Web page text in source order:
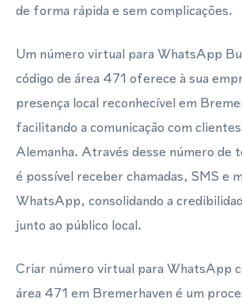
de forma rápida e sem complicações.
Um número virtual para WhatsApp
código de área 471 oferece à sua
presença local reconhecível em
facilitando a comunicação com
Alemanha. Através desse número de
é possível receber chamadas, SMS e
WhatsApp, consolidando a
junto ao público local.
Criar número virtual para WhatsApp
área 471 em Bremerhaven é um